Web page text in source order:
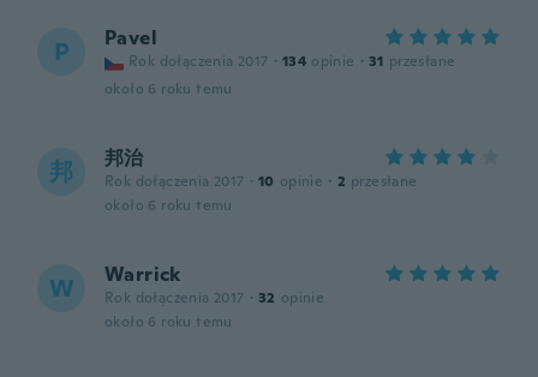
P Pavel
Rok dołączenia 2017 · 134 opinie · 31 przesłane
około 6 roku temu
邦 邦治
Rok dołączenia 2017 · 10 opinie · 2 przesłane
około 6 roku temu
W Warrick
Rok dołączenia 2017 · 32 opinie
około 6 roku temu